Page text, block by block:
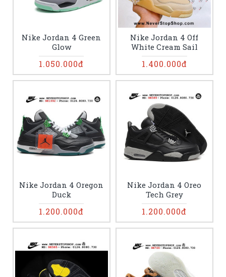
Nike Jordan 4 Green
Glow
1.050.000đ
Nike Jordan 4 Off
White Cream Sail
1.400.000đ
Nike Jordan 4 Oregon
Duck
1.200.000đ
Nike Jordan 4 Oreo
Tech Grey
1.200.000đ